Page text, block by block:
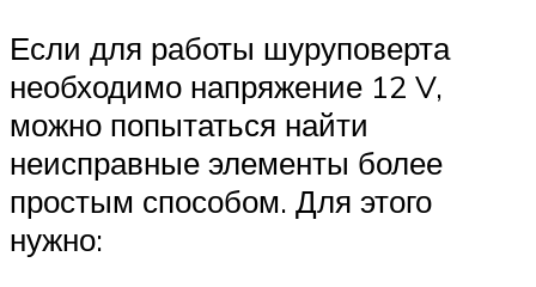
Если для работы шуруповерта
необходимо напряжение 12 V,
можно попытаться найти
неисправные элементы более
простым способом. Для этого
нужно: